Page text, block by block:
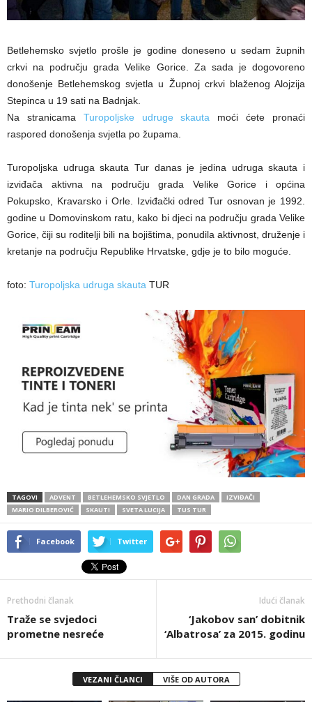
Betlehemsko svjetlo prošle je godine doneseno u sedam župnih
crkvi na području grada Velike Gorice. Za sada je dogovoreno
donošenje Betlehemskog svjetla u Župnoj crkvi blaženog Alojzija
Stepinca u 19 sati na Badnjak.
Na stranicama Turopoljske udruge skauta moći ćete pronaći
raspored donošenja svjetla po župama.
Turopoljska udruga skauta Tur danas je jedina udruga skauta i
izviđača aktivna na području grada Velike Gorice i općina
Pokupsko, Kravarsko i Orle. Izviđački odred Tur osnovan je 1992.
godine u Domovinskom ratu, kako bi djeci na području grada Velike
Gorice, čiji su roditelji bili na bojištima, ponudila aktivnost, druženje i
kretanje na području Republike Hrvatske, gdje je to bilo moguće.
foto: Turopoljska udruga skauta TUR
TAGOVI ADVENT BETLEHEMSKO SVJETLO DAN GRADA
IZVIĐAČI
MARIO DILBEROVIĆ
SKAUTI SVETA LUCIJA TUS TUR
Facebook Twitter
Prethodni članak
Traže se svjedoci
prometne nesreće
Idući članak
‘Jakobov san’ dobitnik
‘Albatrosa’ za 2015. godinu
VEZANI ČLANCI VIŠE OD AUTORA